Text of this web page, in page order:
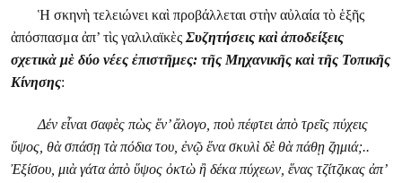
Ἡ σκηνὴ τελειώνει καὶ προβάλλεται στὴν αὐλαία τὸ ἑξῆς
ἀπόσπασμα ἀπ’ τὶς γαλιλαϊκὲς Συζητήσεις καὶ ἀποδείξεις
σχετικὰ μὲ δύο νέες ἐπιστῆμες: τῆς Μηχανικῆς καὶ τῆς Τοπικῆς
Κίνησης:
Δέν εἶναι σαφὲς πὼς ἕν’ ἄλογο, ποὺ πέφτει ἀπὸ τρεῖς πύχεις
ὕψος, θὰ σπάσῃ τὰ πόδια του, ἐνῷ ἕνα σκυλὶ δὲ θὰ πάθῃ ζημιά;..
Ἐξίσου, μιὰ γάτα ἀπὸ ὕψος ὀκτὼ ἢ δέκα πύχεων, ἕνας τζίτζικας ἀπ’